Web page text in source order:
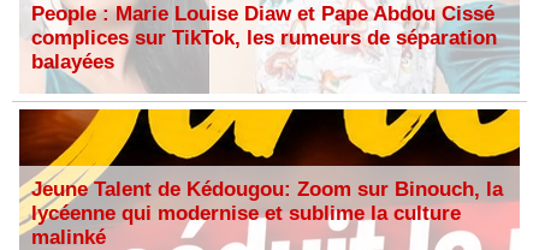
People : Marie Louise Diaw et Pape Abdou Cissé
complices sur TikTok, les rumeurs de séparation
balayées
Jeune Talent de Kédougou: Zoom sur Binouch, la
lycéenne qui modernise et sublime la culture
malinké